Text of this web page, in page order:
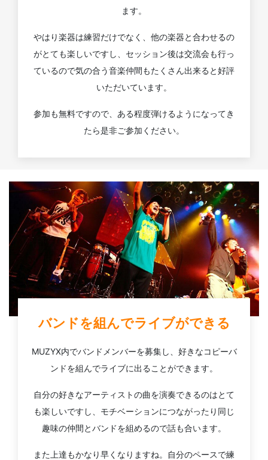
ます。
やはり楽器は練習だけでなく、他の楽器と合わせるの
がとても楽しいですし、セッション後は交流会も行っ
ているので気の合う音楽仲間もたくさん出来ると好評
いただいています。
参加も無料ですので、ある程度弾けるようになってき
たら是非ご参加ください。
バンドを組んでライブができる
MUZYX内でバンドメンバーを募集し、好きなコピーバ
ンドを組んでライブに出ることができます。
自分の好きなアーティストの曲を演奏できるのはとて
も楽しいですし、モチベーションにつながったり同じ
趣味の仲間とバンドを組めるので話も合います。
また上達もかなり早くなりますね。自分のペースで練